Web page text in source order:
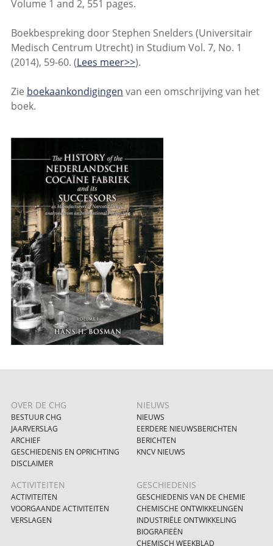
Volume 1 and 2, 551 pages.
Boekbespreking door Stephen Snelders (Universitair
Medisch Centrum Utrecht) in Studium Vol. 7, No. 1
(2014), 59-60. (Lees meer>>).
Zie boekaankondigingen van een omschrijving van het
boek.
OVER DE CHG
BESTUUR CHG
JAARVERSLAG
ARCHIEF
GESCHIEDENIS EN OPRICHTING
DISCLAIMER
NIEUWS
NIEUWS
EERDERE NIEUWSBERICHTEN
BERICHTEN
KNCV NIEUWS
ACTIVITEITEN
ACTIVITEITEN
VOORGAANDE ACTIVITEITEN
VERSLAGEN
GESCHIEDENIS
GESCHIEDENIS VAN DE CHEMIE
CHEMISCHE ONTWIKKELINGEN
INDUSTRIËLE ONTWIKKELING
BIOGRAFIEËN
CHEMISCH WEEKBLAD